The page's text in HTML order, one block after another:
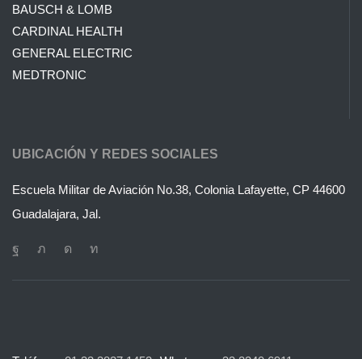
BAUSCH & LOMB
CARDINAL HEALTH
GENERAL ELECTRIC
MEDTRONIC
UBICACIÓN Y REDES SOCIALES
Escuela Militar de Aviación No.38, Colonia Lafayette, CP 44600
Guadalajara, Jal.